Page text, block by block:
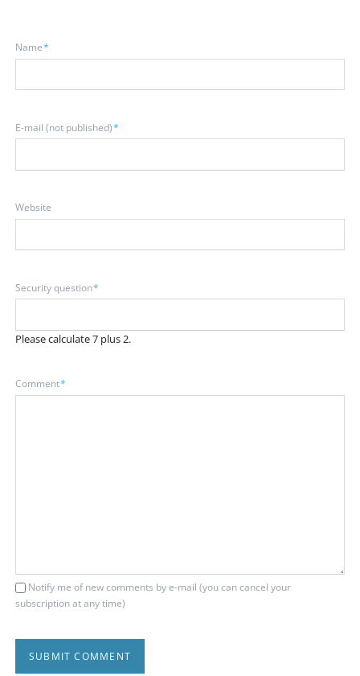
Mandatory
field
Name*
Mandatory
field
E-mail (not published)*
Website
Mandatory
field
Security question*
Please calculate 7 plus 2.
Mandatory
field
Comment*
Notify me of new comments by e-mail (you can cancel your
subscription at any time)
SUBMIT COMMENT